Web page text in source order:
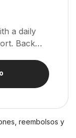
a daily
Backed
powered
purple
reembolsos y